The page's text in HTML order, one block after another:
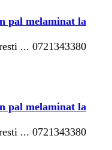
pal melaminat la
... 0721343380
pal melaminat la
... 0721343380